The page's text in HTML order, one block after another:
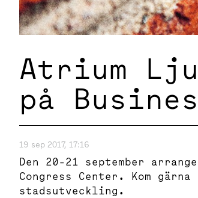
Atrium
på
19 sep 2017, 17:16
Den 20-21 september
Congress Center. Kom
stadsutveckling.